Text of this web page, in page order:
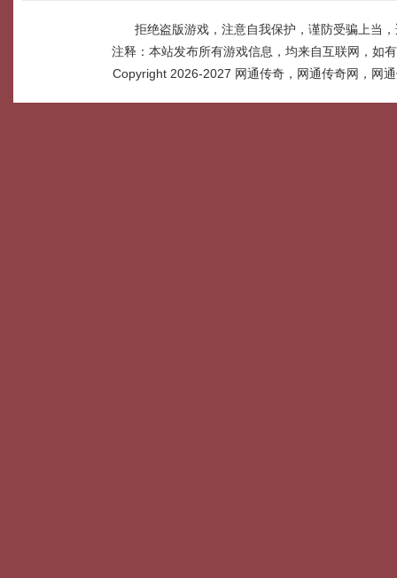
拒绝盗版游戏，注意自我保护，谨防受骗上当
注释：本站发布所有游戏信息，均来自互联网，如
Copyright 2026-2027 网通传奇，网通传奇网，网